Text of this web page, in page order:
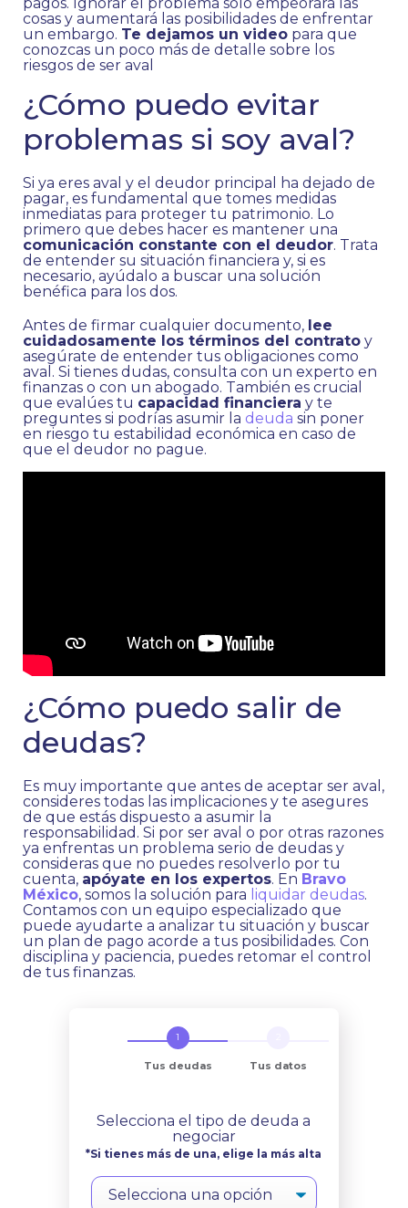
pagos. Ignorar el problema solo empeorará las
cosas y aumentará las posibilidades de enfrentar
un embargo. Te dejamos un video para que
conozcas un poco más de detalle sobre los
riesgos de ser aval
¿Cómo puedo evitar
problemas si soy aval?
Si ya eres aval y el deudor principal ha dejado de
pagar, es fundamental que tomes medidas
inmediatas para proteger tu patrimonio. Lo
primero que debes hacer es mantener una
comunicación constante con el deudor. Trata
de entender su situación financiera y, si es
necesario, ayúdalo a buscar una solución
benéfica para los dos.
Antes de firmar cualquier documento, lee
cuidadosamente los términos del contrato y
asegúrate de entender tus obligaciones como
aval. Si tienes dudas, consulta con un experto en
finanzas o con un abogado. También es crucial
que evalúes tu capacidad financiera y te
preguntes si podrías asumir la deuda sin poner
en riesgo tu estabilidad económica en caso de
que el deudor no pague.
¿Cómo puedo salir de
deudas?
Es muy importante que antes de aceptar ser aval,
consideres todas las implicaciones y te asegures
de que estás dispuesto a asumir la
responsabilidad. Si por ser aval o por otras razones
ya enfrentas un problema serio de deudas y
consideras que no puedes resolverlo por tu
cuenta, apóyate en los expertos. En Bravo
México, somos la solución para liquidar deudas.
Contamos con un equipo especializado que
puede ayudarte a analizar tu situación y buscar
un plan de pago acorde a tus posibilidades. Con
disciplina y paciencia, puedes retomar el control
de tus finanzas.
Tus deudas Tus datos
Selecciona el tipo de deuda a
negociar
*Si tienes más de una, elige la más alta